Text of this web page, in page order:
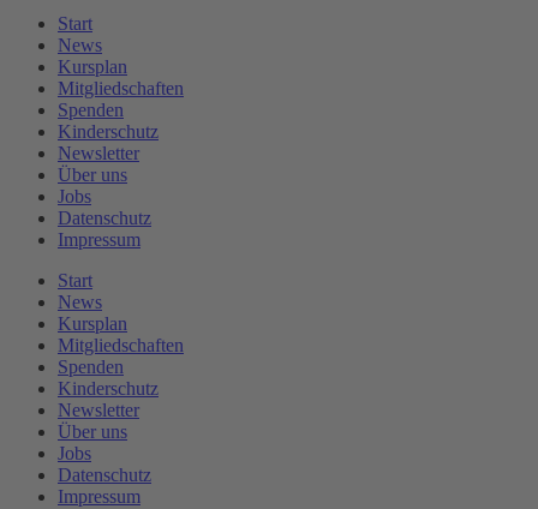
Start
News
Kursplan
Mitgliedschaften
Spenden
Kinderschutz
Newsletter
Über uns
Jobs
Datenschutz
Impressum
Start
News
Kursplan
Mitgliedschaften
Spenden
Kinderschutz
Newsletter
Über uns
Jobs
Datenschutz
Impressum